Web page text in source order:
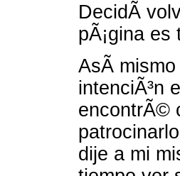
DecidÃ­
pÃ¡gina
AsÃ­
intenciÃ³n
encontrÃ©
dije a mi